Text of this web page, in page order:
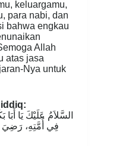
keluargamu,
para nabi, dan
bahwa engkau
Allah
atas jasa
Nya untuk
السَّلاَمُ عَلَيْكَ يَا
فِي أُمَّتِهِ، رَضِيَ